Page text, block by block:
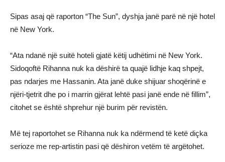
Sipas asaj që raporton “The Sun”, dyshja janë parë në një hotel
në New York.
“Ata ndanë një suitë hoteli gjatë këtij udhëtimi në New York.
Sidoqoftë Rihanna nuk ka dëshirë ta quajë lidhje kaq shpejt,
pas ndarjes me Hassanin. Ata janë duke shijuar shoqërinë e
njëri-tjetrit dhe po i marrin gjërat lehtë pasi janë ende në fillim”,
citohet se është shprehur një burim për revistën.
Më tej raportohet se Rihanna nuk ka ndërmend të ketë diçka
serioze me rep-artistin pasi që dëshiron vetëm të argëtohet.